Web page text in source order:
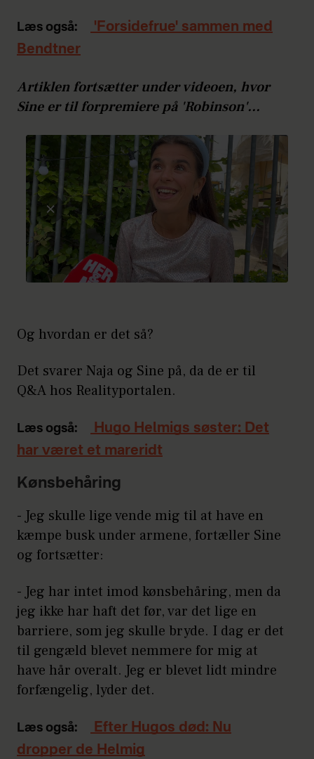
Læs også:
'Forsidefrue' sammen med
Bendtner
Artiklen fortsætter under videoen, hvor
Sine er til forpremiere på 'Robinson'...
Og hvordan er det så?
Det svarer Naja og Sine på, da de er til
Q&A hos Realityportalen.
Læs også:
Hugo Helmigs søster: Det
har været et mareridt
Kønsbehåring
- Jeg skulle lige vende mig til at have en
kæmpe busk under armene, fortæller Sine
og fortsætter:
- Jeg har intet imod kønsbehåring, men da
jeg ikke har haft det før, var det lige en
barriere, som jeg skulle bryde. I dag er det
til gengæld blevet nemmere for mig at
have hår overalt. Jeg er blevet lidt mindre
forfængelig, lyder det.
Læs også:
Efter Hugos død: Nu
dropper de Helmig